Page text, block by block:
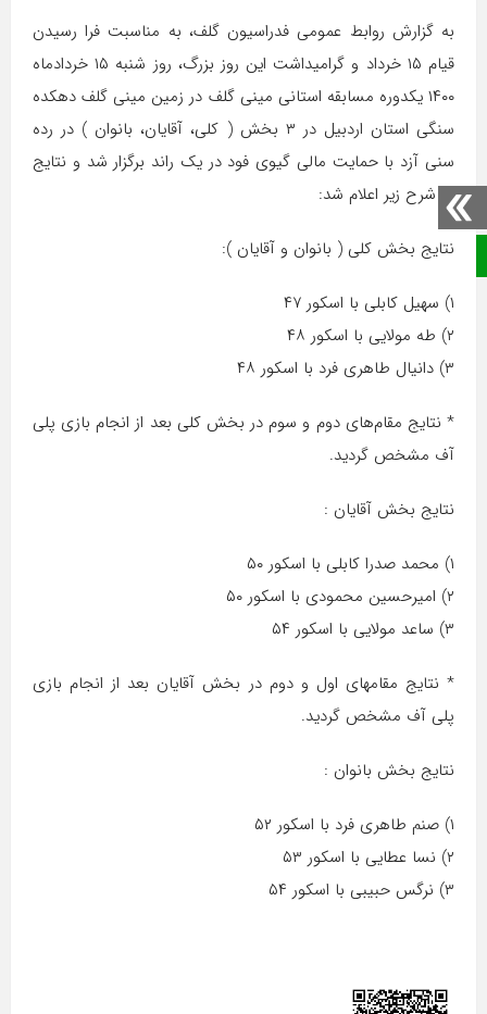
صفحه نخست
به گزارش روابط عمومی فدراسیون گلف، به مناسبت فرا رسیدن
قیام ۱۵ خرداد و گرامیداشت این روز بزرگ، روز شنبه ۱۵ خردادماه
۱۴۰۰ یکدوره مسابقه استانی مینی گلف در زمین مینی گلف دهکده
سنگی استان اردبیل در ۳ بخش ( کلی، آقایان، بانوان ) در رده
سنی آزد با حمایت مالی گیوی فود در یک راند برگزار شد و نتایج
به شرح زیر اعلام شد:
نتایج بخش کلی ( بانوان و آقایان ):
۱) سهیل کابلی با اسکور ۴۷
۲) طه مولایی با اسکور ۴۸
۳) دانیال طاهری فرد با اسکور ۴۸
* نتایج مقام‌های دوم و سوم در بخش کلی بعد از انجام بازی پلی
آف مشخص گردید.
نتایج بخش آقایان :
۱) محمد صدرا کابلی با اسکور ۵۰
۲) امیرحسین محمودی با اسکور ۵۰
۳) ساعد مولایی با اسکور ۵۴
* نتایج مقامهای اول و دوم در بخش آقایان بعد از انجام بازی
پلی آف مشخص گردید.
نتایج بخش بانوان :
۱) صنم طاهری فرد با اسکور ۵۲
۲) نسا عطایی با اسکور ۵۳
۳) نرگس حبیبی با اسکور ۵۴